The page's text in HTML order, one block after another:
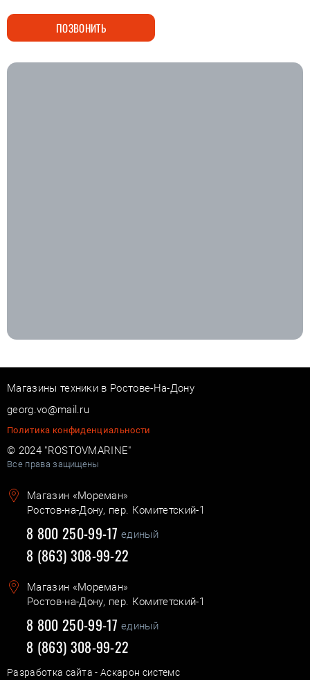
ПОЗВОНИТЬ
Магазины техники в Ростове-На-Дону
georg.vo@mail.ru
Политика конфиденциальности
© 2024 "ROSTOVMARINE"
Все права защищены
Магазин «Мореман»
Ростов-на-Дону, пер. Комитетский-1
8 800 250-99-17 единый
8 (863) 308-99-22
Магазин «Мореман»
Ростов-на-Дону, пер. Комитетский-1
8 800 250-99-17 единый
8 (863) 308-99-22
Разработка сайта - Аскарон системс